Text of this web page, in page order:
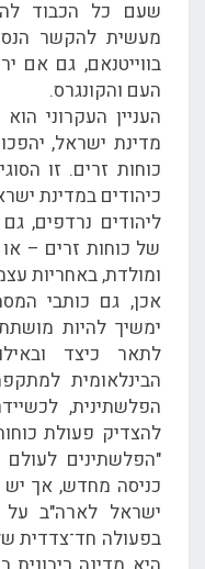
שעם כל הכבוד
מעשית להקשר
בווייטנאם, גם אם
העם והקונגרס.
העניין העקרוני
מדינת ישראל,
כוחות זרים. זו
כיהודים במדינת
ליהודים נרדפים,
של כוחות זרים –
ומולדת, באחריות
אכן, גם כותבי
ימשיך להיות
לתאר כיצד
הבינלאומית
הפלשתינית,
להצדיק פעולת
"הפלשתינים
כניסה מחדש, אך
ישראל לארה"ב
בפעולה חד־צדדית